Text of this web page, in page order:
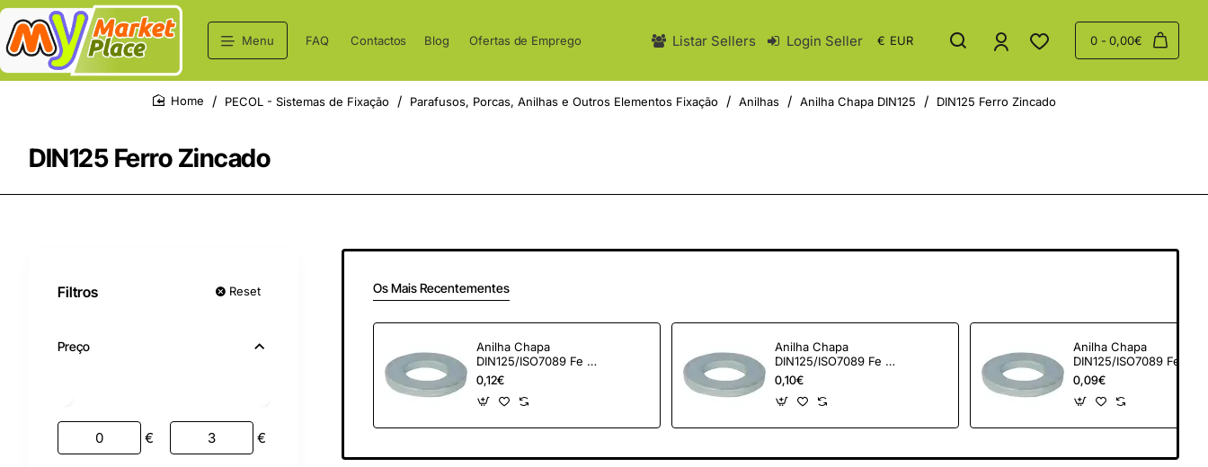
Menu FAQ Contactos Blog Ofertas de Emprego Listar Sellers Login Seller € EUR 0 - 0,00€
DIN125 Ferro Zincado
PECOL - Sistemas de Fixação Parafusos, Porcas, Anilhas e Outros Elementos Fixação Anilhas Anilha Chapa DIN125 DIN125 Ferro Zincado
Filtros Reset
Preço
€ €
Os Mais Recentementes
Anilha Chapa
DIN125/ISO7089 Fe Zn
M22
0,12€
Anilha Chapa
DIN125/ISO7089 Fe Zn
M20
0,10€
Anilha Chapa
DIN125/ISO7089 Fe Zn
M18
0,09€